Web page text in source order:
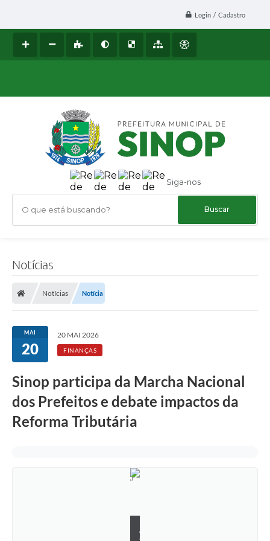
Login / Cadastro
Siga-nos
O que está buscando?
Notícias
Notícias Notícia
MAI
20
20 MAI 2026
FINANÇAS
Sinop participa da Marcha Nacional
dos Prefeitos e debate impactos da
Reforma Tributária
A
s